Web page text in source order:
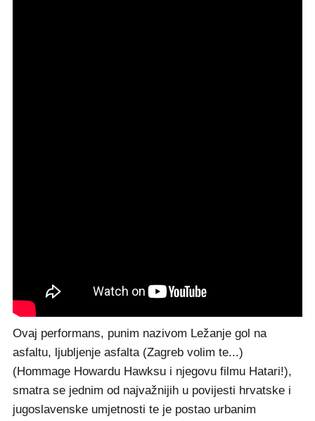
Ovaj performans, punim nazivom Ležanje gol na
asfaltu, ljubljenje asfalta (Zagreb volim te...)
(Hommage Howardu Hawksu i njegovu filmu Hatari!),
smatra se jednim od najvažnijih u povijesti hrvatske i
jugoslavenske umjetnosti te je postao urbanim